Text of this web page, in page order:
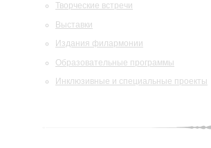
Творческие встречи
Выставки
Издания филармонии
Образовательные программы
Инклюзивные и специальные проекты